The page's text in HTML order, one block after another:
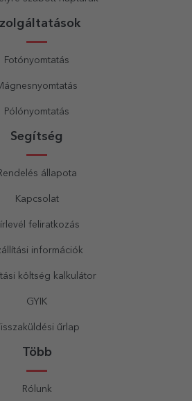
Fotónyomtatás
Pólónyomtatás
Segítség
állapota
Kapcsolat
feliratkozás
információk
költség kalkulátor
GYIK
űrlap
Több
Rólunk